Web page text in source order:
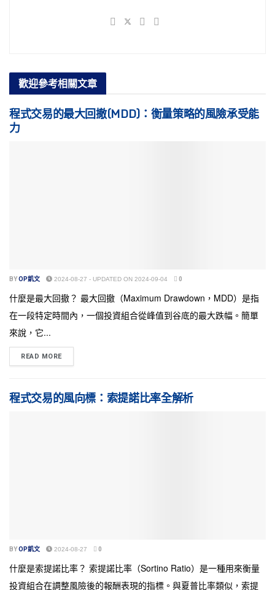
歡迎參考相關文章
程式交易的最大回撤(MDD)：衡量策略的風險承受能
力
BYOP凱文 2024-08-27 - UPDATED ON 2024-09-04 0
什麼是最大回撤？ 最大回撤（Maximum Drawdown，MDD）是指
在一段特定時間內，一個投資組合從峰值到谷底的最大跌幅。簡單
來說，它...
READ MORE
程式交易的風向標：索提諾比率全解析
BYOP凱文 2024-08-27 0
什麼是索提諾比率？ 索提諾比率（Sortino Ratio）是一種用來衡量
投資組合在調整風險後的報酬表現的指標。與夏普比率類似，索提